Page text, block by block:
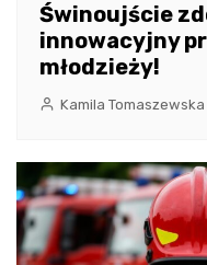
Świnoujście
innowacyjny
młodzieży!
Kamila Tomaszewska